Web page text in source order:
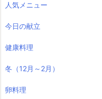
人気メニュー
今日の献立
健康料理
冬（12月～2月）
卵料理